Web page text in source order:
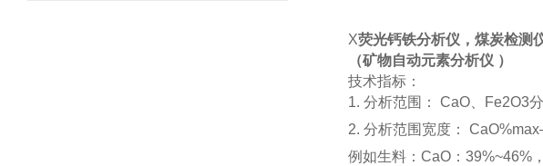
X荧光钙铁分析仪，煤炭检测
（矿物自动元素分析仪 ）
技术指标：
1. 分析范围： CaO、Fe2O3
2. 分析范围宽度：
例如生料：CaO：39%~46%